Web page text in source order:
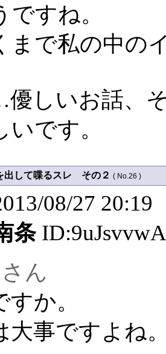
ですね。
で私の中の
しいお話、そ
いです。
出して喋るスレ その２ ( No.26 )
08/27 20:19
条ID:9uJsvvwA
ん
か。
大事ですよね